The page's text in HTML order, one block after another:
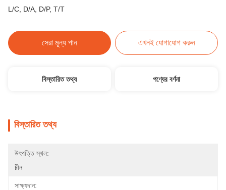
L/C, D/A, D/P, T/T
সেরা মূল্য পান এখনই যোগাযোগ করুন
বিস্তারিত তথ্য পণ্যের বর্ণনা
বিস্তারিত তথ্য
উৎপত্তি স্থল:
চীন
সাক্ষ্যদান: